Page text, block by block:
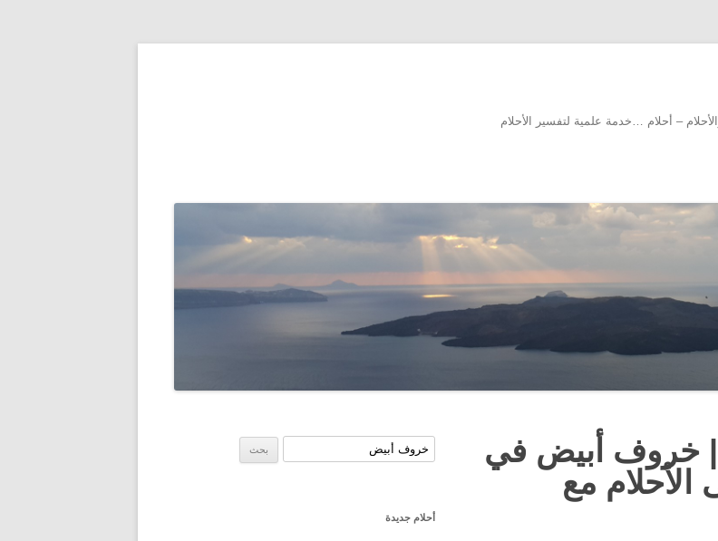
– أحلام …خدمة علمية لتفسير الأحلام
خروف أبيض في
مع
البحث عن:
أحلام جديدة